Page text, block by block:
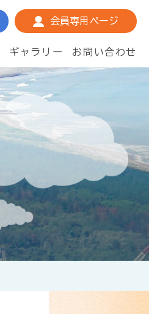
会員専用ページ
ギャラリー お問い合わせ